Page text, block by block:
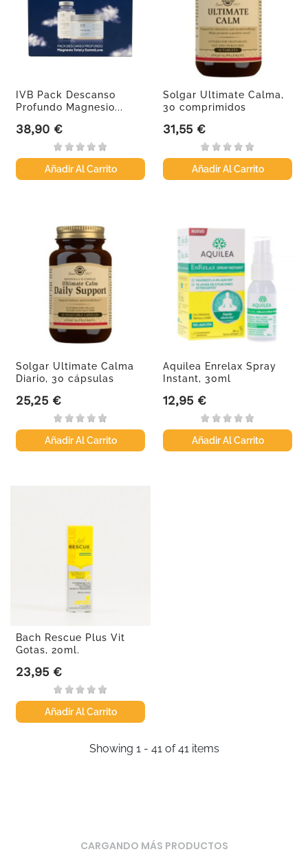
IVB Pack Descanso
Profundo Magnesio...
Precio
38,90 €
Añadir Al Carrito
Solgar Ultimate Calma,
30 comprimidos
Precio
31,55 €
Añadir Al Carrito
Solgar Ultimate Calma
Diario, 30 cápsulas
Precio
25,25 €
Añadir Al Carrito
Aquilea Enrelax Spray
Instant, 30ml
Precio
12,95 €
Añadir Al Carrito
Bach Rescue Plus Vit
Gotas, 20ml.
Precio
23,95 €
Añadir Al Carrito
Showing 1 - 41 of 41 items
CARGANDO MÁS PRODUCTOS